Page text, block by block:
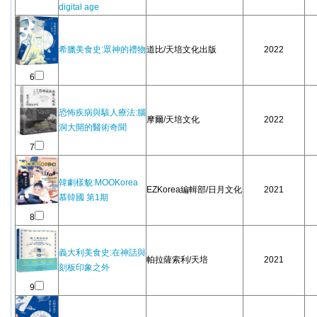
digital age
6
希臘美食史:眾神的禮物道比/天培文化出版 2022
7
恐怖疾病與駭人療法:腦
洞大開的醫術奇聞
摩爾/天培文化 2022
8
韓劇樣貌:MOOKorea
慕韓國 第1期
EZKorea編輯部/日月文化 2021
9
義大利美食史:在神話與
刻板印象之外
帕拉薩索利/天培 2021